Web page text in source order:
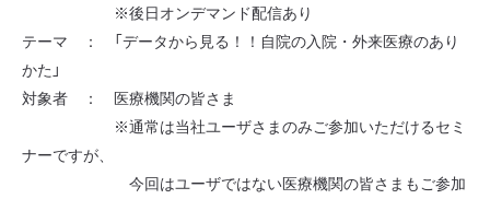
※後日オンデマンド配信あり
テーマ ： 「データから見る！！自院の入院・外来医療のあり
かた」
対象者 ： 医療機関の皆さま
※通常は当社ユーザさまのみご参加いただけるセミ
ナーですが、
今回はユーザではない医療機関の皆さまもご参加